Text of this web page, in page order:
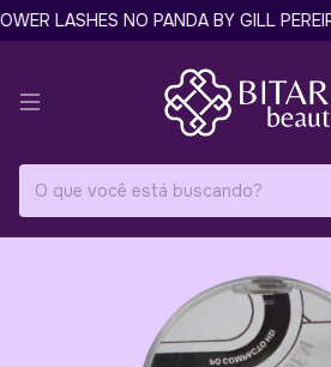
LASHES NO PANDA BY GILL PEREIRA